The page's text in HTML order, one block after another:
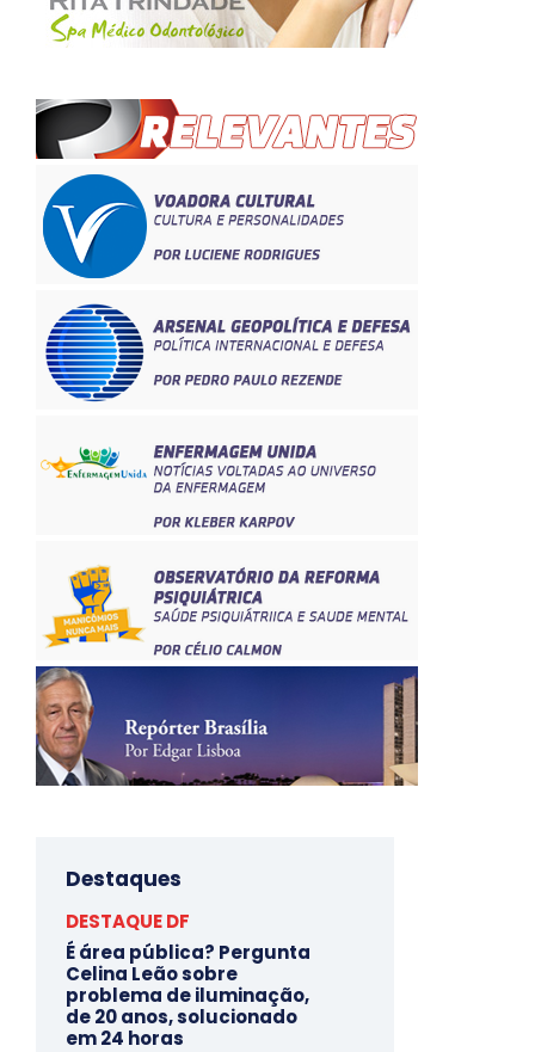
Destaques
DESTAQUE DF
É área pública? Pergunta
Celina Leão sobre
problema de iluminação,
de 20 anos, solucionado
em 24 horas